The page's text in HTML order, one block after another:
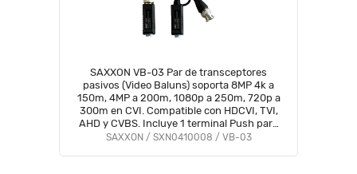
SAXXON VB-03 Par de transceptores
pasivos (Video Baluns) soporta 8MP 4k a
150m, 4MP a 200m, 1080p a 250m, 720p a
300m en CVI. Compatible con HDCVI, TVI,
AHD y CVBS. Incluye 1 terminal Push para
fácil conexión
SAXXON / SXN0410008 / VB-03